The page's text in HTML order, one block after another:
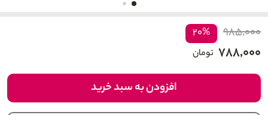
۹۸۵,۰۰۰ ۲۰%
۷۸۸,۰۰۰ تومان
افزودن به سبد خرید